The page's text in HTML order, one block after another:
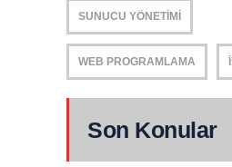
SUNUCU YÖNETIMI
WEB PROGRAMLAMA
Son Konular